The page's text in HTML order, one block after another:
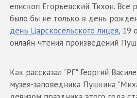
епископ Егорьевский Тихон. Все
было бы не только в день
день Царскосельского лицея, 19
онлайн-чтения произведений
Как рассказал "РГ" Георгий
музея-заповедника Пушкина